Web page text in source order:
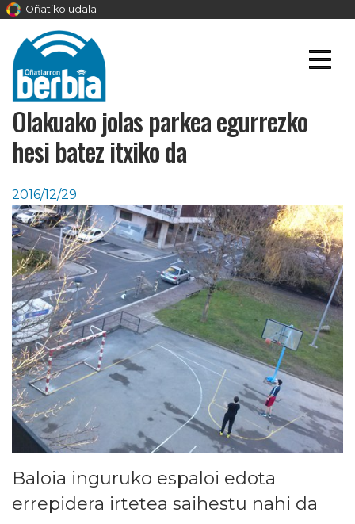
Oñatiko udala
Olakuako jolas parkea egurrezko
hesi batez itxiko da
2016/12/29
Baloia inguruko espaloi edota
errepidera irtetea saihestu nahi da